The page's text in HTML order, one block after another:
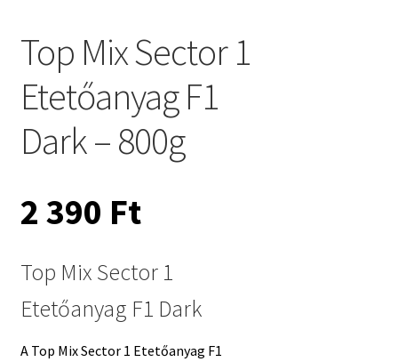
Top Mix Sector 1
Etetőanyag F1
Dark – 800g
2 390 Ft
Top Mix Sector 1
Etetőanyag F1 Dark
A Top Mix Sector 1 Etetőanyag F1